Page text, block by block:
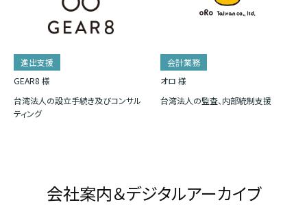
進出支援
GEAR8 様
台湾法人の設立手続き及びコンサル
ティング
会計業務
オロ 様
台湾法人の監査、内部統制支援
会社案内＆デジタルアーカイブ